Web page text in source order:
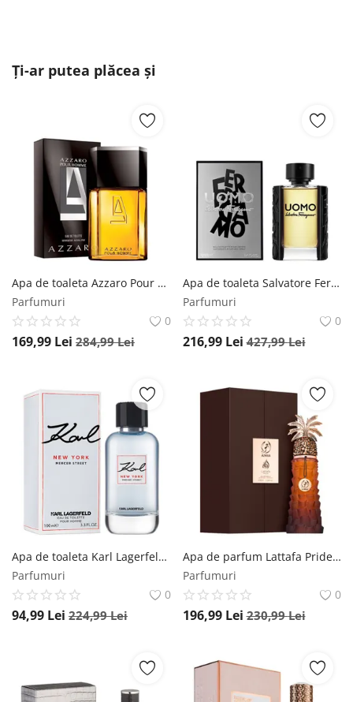
Ți-ar putea plăcea și
Apa de toaleta Azzaro Pour Homme, 100 ml, pentru barbati Azzaro
Parfumuri
0
169,99 Lei 284,99Lei
Apa de toaleta Salvatore Ferragamo Uomo, 100 ml, pentru barbati Salvatore Ferragamo
Parfumuri
0
216,99 Lei 427,99Lei
Apa de toaleta Karl Lagerfeld New York Mercer Street, 100 ml, pentru barbati Karl Lagerfeld
Parfumuri
0
94,99 Lei 224,99Lei
Apa de parfum Lattafa Pride Ajwaa, 90 ml, unisex Lattafa
Parfumuri
0
196,99 Lei 230,99Lei